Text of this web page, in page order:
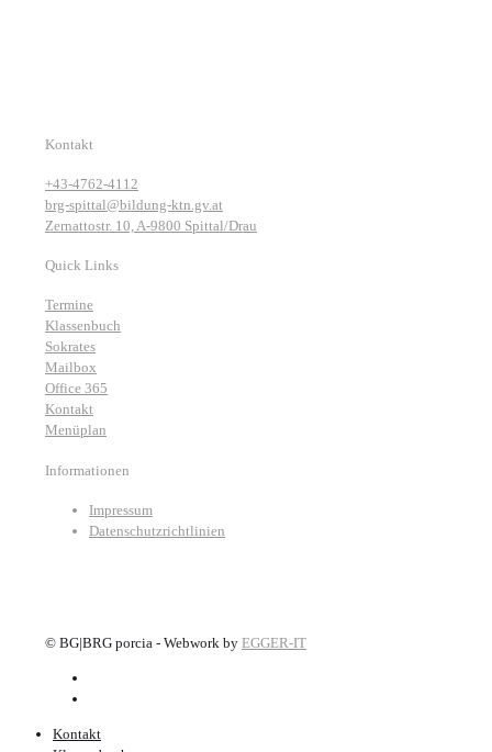
Kontakt
+43-4762-4112
brg-spittal@bildung-ktn.gv.at
Zernattostr. 10, A-9800 Spittal/Drau
Quick Links
Termine
Klassenbuch
Sokrates
Mailbox
Office 365
Kontakt
Menüplan
Informationen
Impressum
Datenschutzrichtlinien
© BG|BRG porcia - Webwork by EGGER-IT
Kontakt